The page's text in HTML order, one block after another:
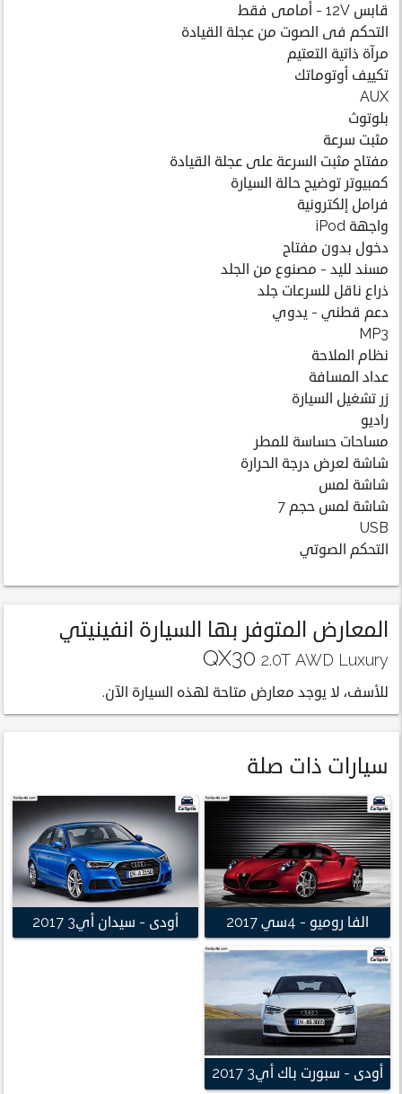
قابس 12V - أمامى فقط
التحكم فى الصوت من عجلة القيادة
مرآة ذاتية التعتيم
تكييف أوتوماتك
AUX
بلوتوث
مثبت سرعة
مفتاح مثبت السرعة على عجلة القيادة
كمبيوتر توضيح حالة السيارة
فرامل إلكترونية
واجهة iPod
دخول بدون مفتاح
مسند لليد - مصنوع من الجلد
ذراع ناقل للسرعات جلد
دعم قطني - يدوي
MP3
نظام الملاحة
عداد المسافة
زر تشغيل السيارة
راديو
مساحات حساسة للمطر
شاشة لعرض درجة الحرارة
شاشة لمس
شاشة لمس حجم 7
USB
التحكم الصوتي
المعارض المتوفر بها السيارة انفينيتي
QX30 2.0T AWD Luxury
للأسف، لا يوجد معارض متاحة لهذه السيارة الآن.
سيارات ذات صلة
الفا روميو - 4سي 2017 أودى - سيدان أي3 2017
أودى - سبورت باك أي3 2017